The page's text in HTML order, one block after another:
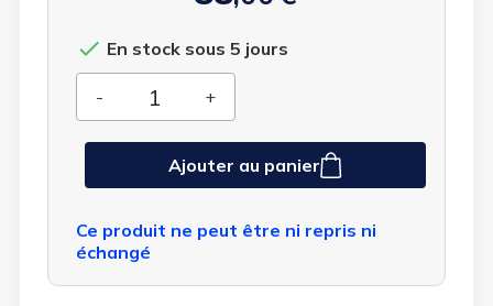
 En stock sous 5 jours
Ajouter au panier
Ce produit ne peut être ni repris ni
échangé